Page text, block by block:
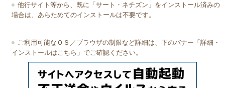
他行サイト等から、既に「サート・ネチズン」をインストール済みの
場合は、あらためてのインストールは不要です。
ご利用可能なＯＳ／ブラウザの制限など詳細は、下のバナー「詳細・
インストールはこちら」でご確認ください。